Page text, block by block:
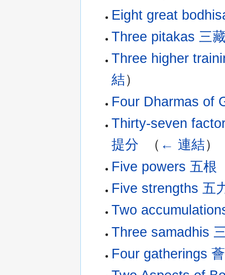
Eight great
Three pitakas 三
Three higher
結）
Four Dharmas of
Thirty-seven
提分
（ ← 連結）
Five powers 五根
Five strengths 五
Two
Three samadhis
Four gatherings